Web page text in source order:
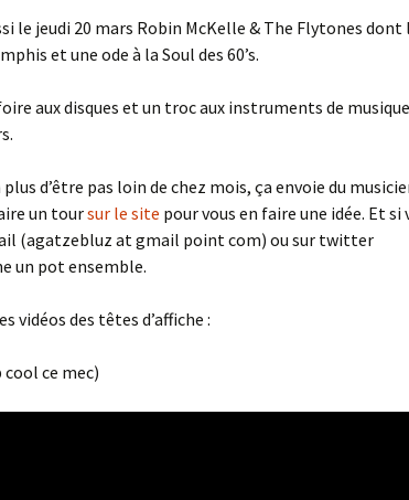
le jeudi 20 mars Robin McKelle & The Flytones dont
et une ode à la Soul des 60’s.
aux disques et un troc aux instruments de
d’être pas loin de chez mois, ça envoie du
un toursur le site pour vous en faire une idée. Et si
(agatzebluz at gmail point com) ou sur twitter
un pot ensemble.
vidéos des têtes d’affiche :
ce mec)